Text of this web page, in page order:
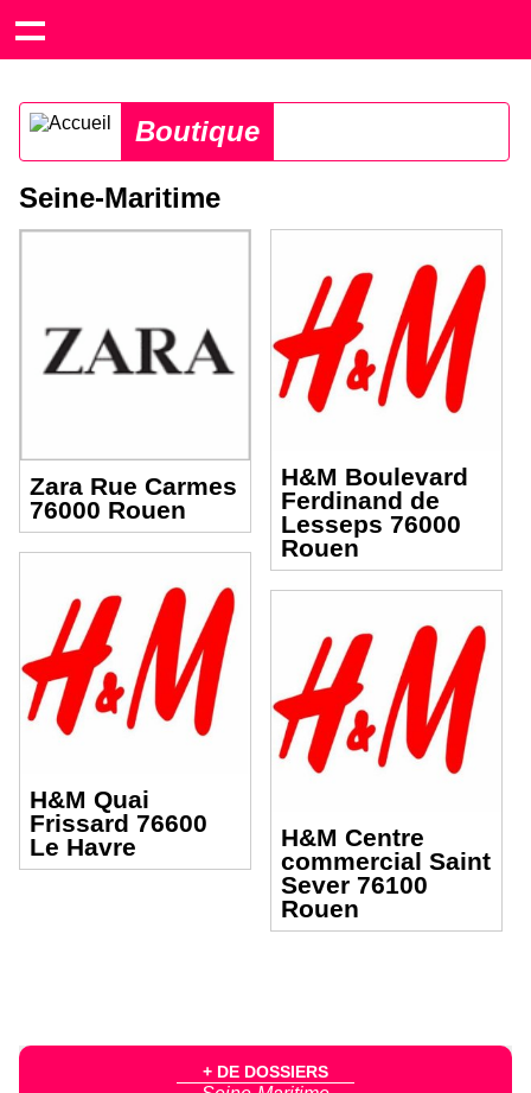
Boutique
Seine-Maritime
Zara Rue Carmes
76000 Rouen
H&M Quai
Frissard 76600
Le Havre
H&M Boulevard
Ferdinand de
Lesseps 76000
Rouen
H&M Centre
commercial Saint
Sever 76100
Rouen
+ DE DOSSIERS